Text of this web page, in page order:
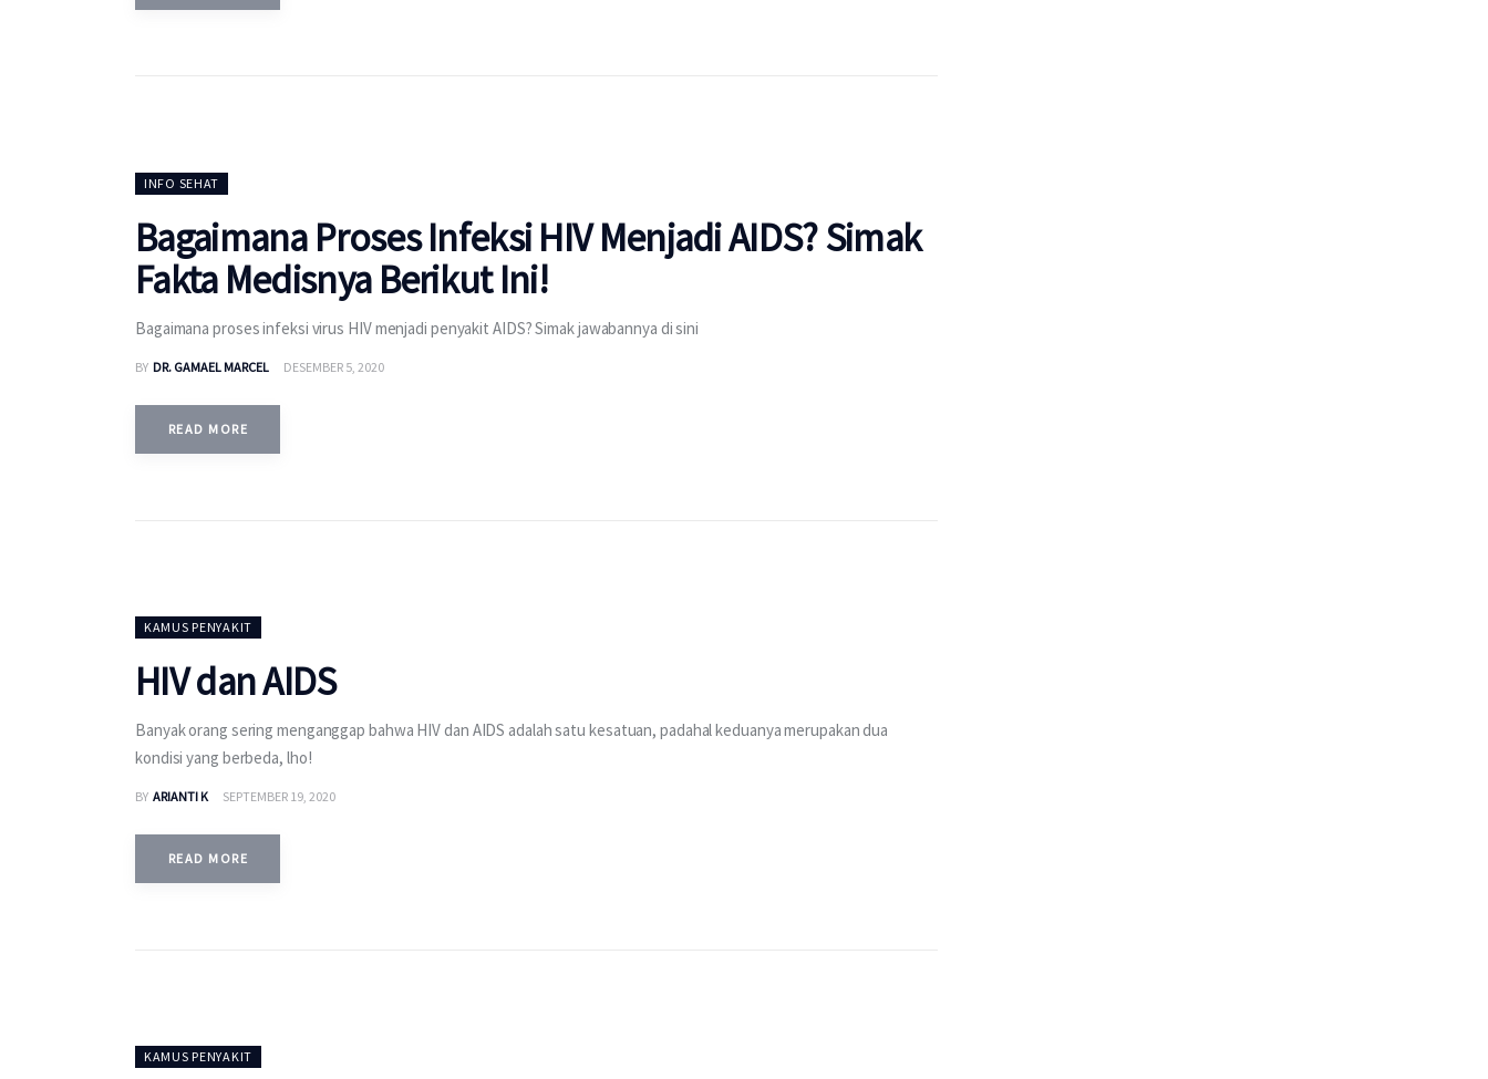
INFO SEHAT
Bagaimana Proses Infeksi HIV Menjadi AIDS? Simak
Fakta Medisnya Berikut Ini!
Bagaimana proses infeksi virus HIV menjadi penyakit AIDS? Simak jawabannya di sini
BY DR. GAMAEL MARCEL DESEMBER 5, 2020
READ MORE
KAMUS PENYAKIT
HIV dan AIDS
Banyak orang sering menganggap bahwa HIV dan AIDS adalah satu kesatuan, padahal keduanya merupakan dua
kondisi yang berbeda, lho!
BY ARIANTI K SEPTEMBER 19, 2020
READ MORE
KAMUS PENYAKIT